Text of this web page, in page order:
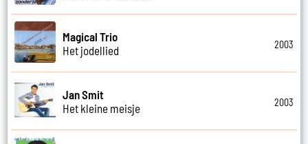
Magical Trio
Het jodellied
2003
Jan Smit
Het kleine meisje
2003